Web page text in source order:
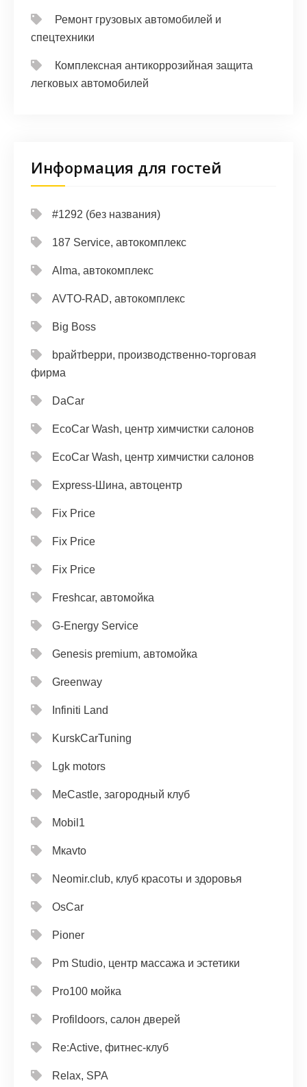
Ремонт грузовых автомобилей и
спецтехники
Комплексная антикоррозийная защита
легковых автомобилей
Информация для гостей
#1292 (без названия)
187 Service, автокомплекс
Alma, автокомплекс
AVTO-RAD, автокомплекс
Big Boss
bрайтbерри, производственно-торговая
фирма
DaCar
EcoCar Wash, центр химчистки салонов
EcoCar Wash, центр химчистки салонов
Express-Шина, автоцентр
Fix Price
Fix Price
Fix Price
Freshcar, автомойка
G-Energy Service
Genesis premium, автомойка
Greenway
Infiniti Land
KurskCarTuning
Lgk motors
MeCastle, загородный клуб
Mobil1
Mкavto
Neomir.club, клуб красоты и здоровья
OsCar
Pioner
Pm Studio, центр массажа и эстетики
Pro100 мойка
Profildoors, салон дверей
Re:Active, фитнес-клуб
Relax, SPA